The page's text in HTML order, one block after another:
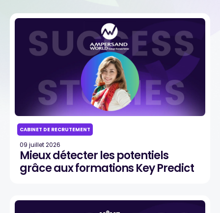
CABINET DE RECRUTEMENT
09 juillet 2026
Mieux détecter les potentiels
grâce aux formations Key Predict